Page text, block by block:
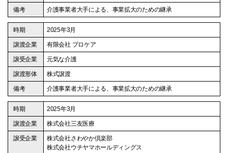
介護事業者大手による、事業拡大のための継承
2025年3月
有限会社 プロケア
元気な介護
株式譲渡
介護事業者大手による、事業拡大のための継承
2025年3月
株式会社三友医療
株式会社さわやか倶楽部
株式会社ウチヤマホールディングス